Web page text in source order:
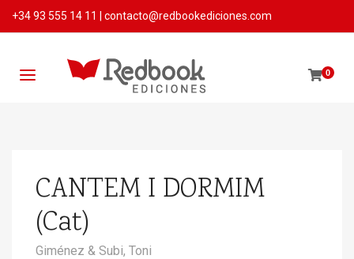
+34 93 555 14 11 contacto@redbookediciones.com
0
CANTEM I DORMIM
(Cat)
Giménez & Subi, Toni